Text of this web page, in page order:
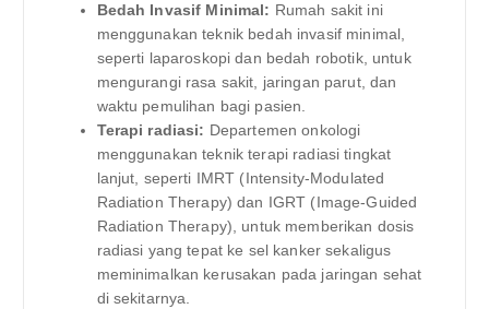
Bedah Invasif Minimal: Rumah sakit ini
menggunakan teknik bedah invasif minimal,
seperti laparoskopi dan bedah robotik, untuk
mengurangi rasa sakit, jaringan parut, dan
waktu pemulihan bagi pasien.
Terapi radiasi: Departemen onkologi
menggunakan teknik terapi radiasi tingkat
lanjut, seperti IMRT (Intensity-Modulated
Radiation Therapy) dan IGRT (Image-Guided
Radiation Therapy), untuk memberikan dosis
radiasi yang tepat ke sel kanker sekaligus
meminimalkan kerusakan pada jaringan sehat
di sekitarnya.